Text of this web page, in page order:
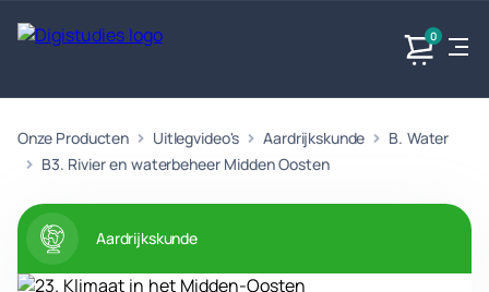
0
Exacte
vakken
Geen
vakken.
Taalvakken
vakken.
MaatschappijvakkenProducten
Onze Producten Uitlegvideo's Aardrijkskunde
B. Water
B3. Rivier en waterbeheer Midden Oosten
Aardrijkskunde